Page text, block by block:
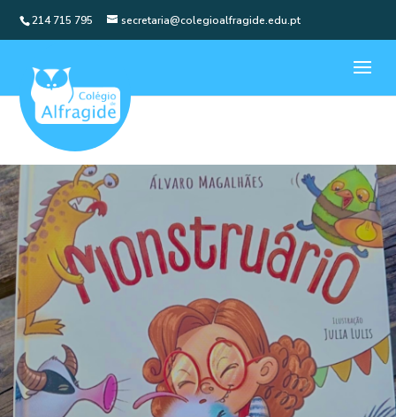
214 715 795 secretaria@colegioalfragide.edu.pt